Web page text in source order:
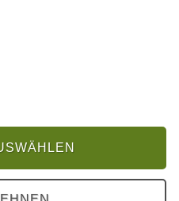
im Harz
im Harz verpassen?